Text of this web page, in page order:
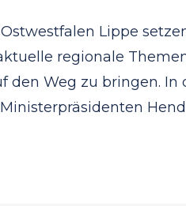
Lippe
regionale
den Weg zu bringen. In